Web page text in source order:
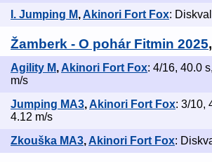
I. Jumping M,Akinori Fort Fox:
Žamberk - O pohár Fitmin 2025
Agility M, Akinori Fort Fox: 4/16, 40.0
m/s
Jumping MA3,Akinori Fort Fox: 3/10,
4.12 m/s
Zkouška MA3, Akinori Fort Fox: